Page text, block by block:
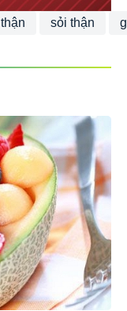
thận sỏi thận